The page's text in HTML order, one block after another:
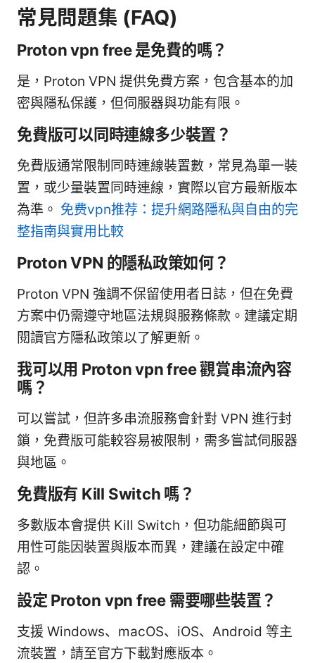
常見問題集 (FAQ)
Proton vpn free 是免費的嗎？
是，Proton VPN 提供免費方案，包含基本的加
密與隱私保護，但伺服器與功能有限。
免費版可以同時連線多少裝置？
免費版通常限制同時連線裝置數，常見為單一裝
置，或少量裝置同時連線，實際以官方最新版本
為準。 免费vpn推荐：提升網路隱私與自由的完
整指南與實用比較
Proton VPN 的隱私政策如何？
Proton VPN 強調不保留使用者日誌，但在免費
方案中仍需遵守地區法規與服務條款。建議定期
閱讀官方隱私政策以了解更新。
我可以用 Proton vpn free 觀賞串流內容
嗎？
可以嘗試，但許多串流服務會針對 VPN 進行封
鎖，免費版可能較容易被限制，需多嘗試伺服器
與地區。
免費版有 Kill Switch 嗎？
多數版本會提供 Kill Switch，但功能細節與可
用性可能因裝置與版本而異，建議在設定中確
認。
設定 Proton vpn free 需要哪些裝置？
支援 Windows、macOS、iOS、Android 等主
流裝置，請至官方下載對應版本。